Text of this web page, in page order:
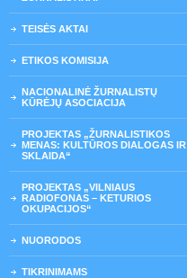
TEISĖS AKTAI
ETIKOS KOMISIJA
NACIONALINĖ ŽURNALISTŲ
KŪRĖJŲ ASOCIACIJA
PROJEKTAS „ŽURNALISTIKOS
MENAS: KULTŪROS DIALOGAS IR
SKLAIDA“
PROJEKTAS „VILNIAUS
RADIOFONAS – KETURIOS
OKUPACIJOS“
NUORODOS
TIKRINIMAMS